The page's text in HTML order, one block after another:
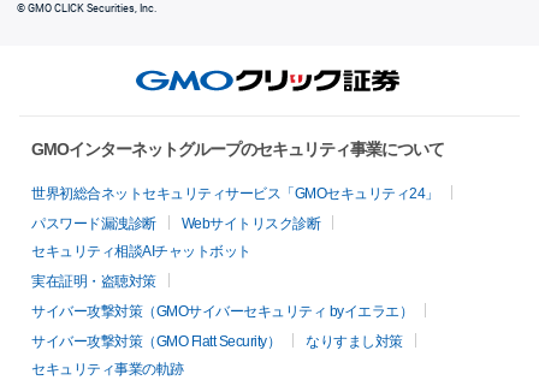
© GMO CLICK Securities, Inc.
GMOインターネットグループのセキュリティ事業について
世界初総合ネットセキュリティサービス「GMOセキュリティ24」
パスワード漏洩診断
Webサイトリスク診断
セキュリティ相談AIチャットボット
実在証明・盗聴対策
サイバー攻撃対策（GMOサイバーセキュリティ byイエラエ）
サイバー攻撃対策（GMO Flatt Security）
なりすまし対策
セキュリティ事業の軌跡